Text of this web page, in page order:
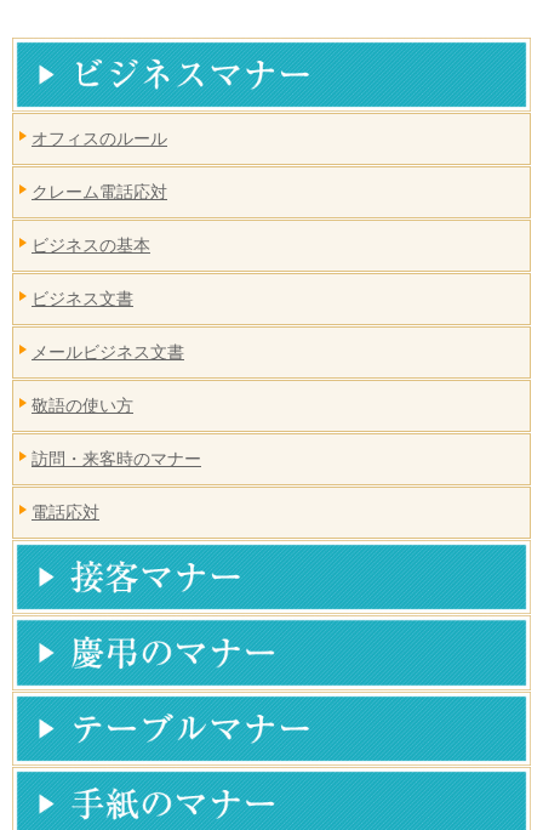
オフィスのルール
クレーム電話応対
ビジネスの基本
ビジネス文書
メールビジネス文書
敬語の使い方
訪問・来客時のマナー
電話応対